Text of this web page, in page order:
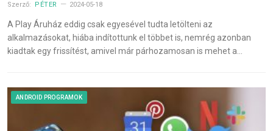
Szerző: PÉTER 2024-05-18
A Play Áruház eddig csak egyesével tudta letölteni az
alkalmazásokat, hiába indítottunk el többet is, nemrég azonban
kiadtak egy frissítést, amivel már párhozamosan is mehet a…
ANDROID PROGRAMOK